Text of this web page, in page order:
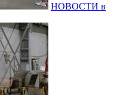
НОВОСТИ в